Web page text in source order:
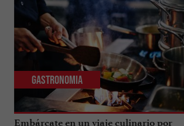
Embárcate en un viaje culinario por
Gastronomia